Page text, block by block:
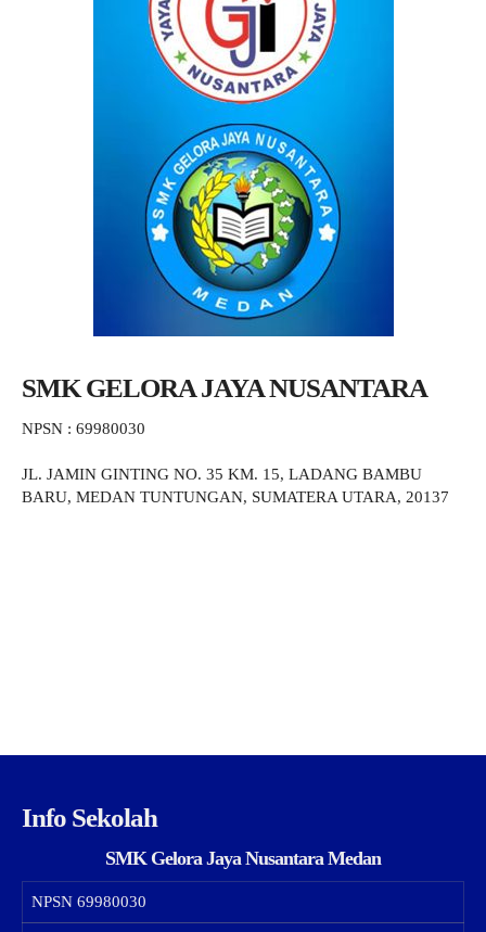
SMK GELORA JAYA NUSANTARA
NPSN : 69980030
JL. JAMIN GINTING NO. 35 KM. 15, LADANG BAMBU
BARU, MEDAN TUNTUNGAN, SUMATERA UTARA, 20137
Info Sekolah
SMK Gelora Jaya Nusantara Medan
NPSN 69980030